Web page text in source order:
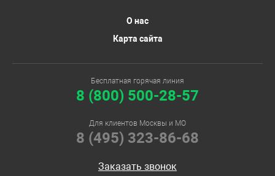
О нас
Карта сайта
Бесплатная горячая линия
8 (800) 500-28-57
Для клиентов Москвы и МО
8 (495) 323-86-68
Заказать звонок